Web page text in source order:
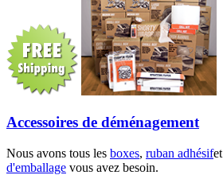
Accessoires de déménagement
Nous avons tous les boxes, ruban adhésifet
d'emballage vous avez besoin.